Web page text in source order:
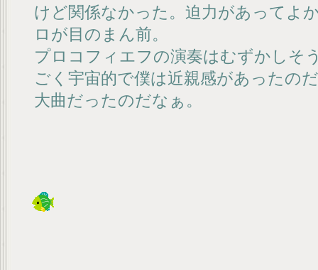
けど関係なかった。迫力があってよ
ロが目のまん前。
プロコフィエフの演奏はむずかしそ
ごく宇宙的で僕は近親感があったの
大曲だったのだなぁ。